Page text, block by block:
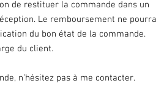
de restituer la commande dans un
Le remboursement ne pourra
du bon état de la commande.
du client.
n’hésitez pas à me contacter.